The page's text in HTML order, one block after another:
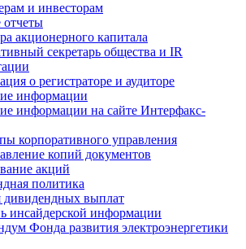
и инвесторам
отчеты
акционерного капитала
секретарь общества и IR
о регистраторе и аудиторе
информации
информации на сайте Интерфакс-
корпоративного управления
копий документов
акций
политика
дивидендных выплат
инсайдерской информации
Фонда развития электроэнергетики